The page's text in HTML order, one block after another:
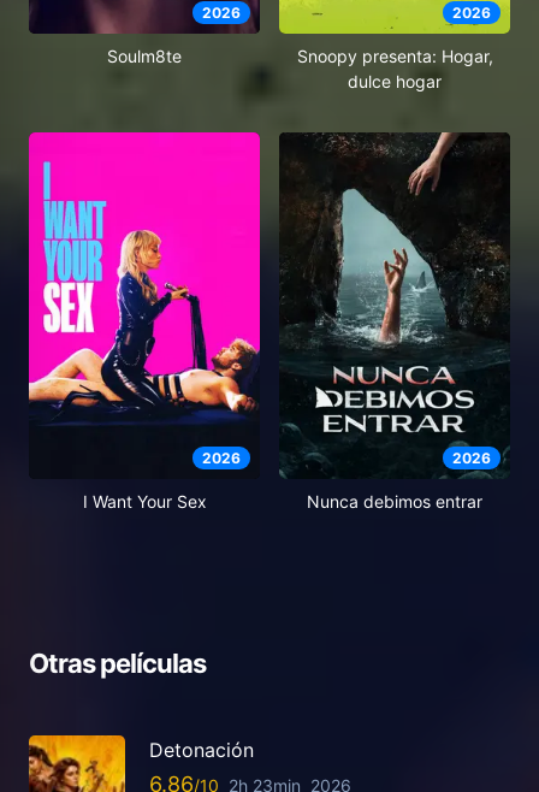
2026
Soulm8te
2026
Snoopy presenta: Hogar,
dulce hogar
2026
I Want Your Sex
2026
Nunca debimos entrar
Otras películas
Detonación
6.86 2h 23min 2026